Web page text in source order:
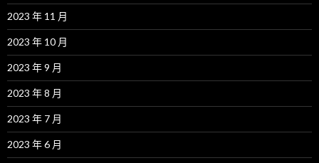
2023 年 11 月
2023 年 10 月
2023 年 9 月
2023 年 8 月
2023 年 7 月
2023 年 6 月